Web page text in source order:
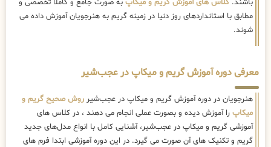
مطابق با استانداردهای روز دنیا در زمینه گریم به هنرجویان آموزش داده می
شوند.
معرفی دوره آموزش گریم و میکاپ در عجب‌شیر
هنرجویان در دوره آموزش گریم و میکاپ در عجب‌شیر روش صحیح گریم و
میکاپ را آموزش دیده و بصورت عملی انجام می دهند ، در کلاس های
آموزشی گریم و میکاپ در عجب‌شیر، آشنایی کامل با انواع مدل‌های جدید
گریم و تکنیک های آن صورت می گیرد. در این دوره آموزشی ابتدا فرم های